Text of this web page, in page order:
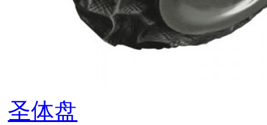
圣体盘